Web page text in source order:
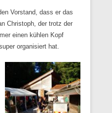
Vorstand, dass er das
Christoph, der trotz der
einen kühlen Kopf
organisiert hat.